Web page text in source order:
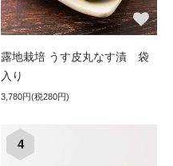
露地栽培 うす皮丸なす漬 袋
入り
3,780円(税280円)
4